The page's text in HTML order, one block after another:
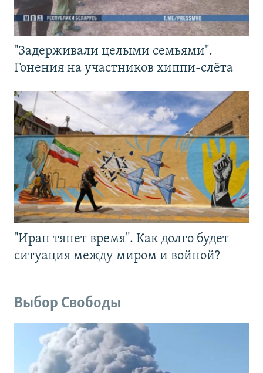
"Задерживали целыми семьями".
Гонения на участников хиппи-слёта
"Иран тянет время". Как долго будет
ситуация между миром и войной?
Выбор Свободы